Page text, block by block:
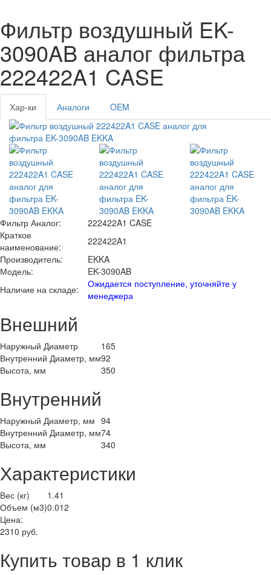
Фильтр воздушный EK-
3090AB аналог фильтра
222422A1 CASE
Хар-ки Аналоги OEM
Фильтр Аналог:
222422A1 CASE
Краткое
наименование:
222422A1
Производитель:
EKKA
Модель:
EK-3090AB
Наличие на складе:
Ожидается поступление, уточняйте у
менеджера
Внешний
Наружный Диаметр
165
Внутренний Диаметр, мм92
Высота, мм
350
Внутренний
Наружный Диаметр, мм 94
Внутренний Диаметр, мм74
Высота, мм
340
Характеристики
Вес (кг)
1.41
Объем (м3)0.012
Цена:
2310 руб.
Купить товар в 1 клик